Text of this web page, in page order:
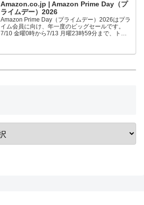
Amazon.co.jp | Amazon Prime Day（プ
ライムデー）2026
Amazon Prime Day（プライムデー）2026はプラ
イム会員に向け、年一度のビッグセールです。
7/10 金曜0時から7/13 月曜23時59分まで、トッ